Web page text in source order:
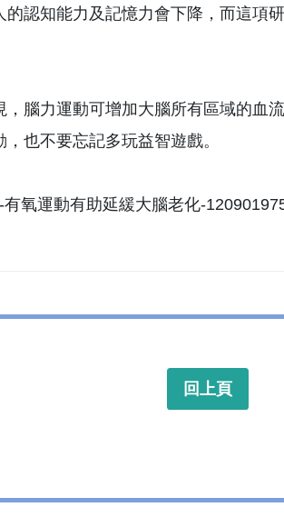
認知能力及記憶力會下降，而這項
腦力運動可增加大腦所有區域的血
也不要忘記多玩益智遊戲。
氧運動有助延緩大腦老化-
回上頁